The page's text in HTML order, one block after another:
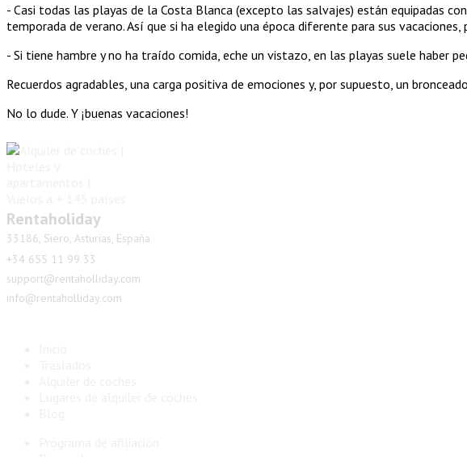
- Casi todas las playas de la Costa Blanca (excepto las salvajes) están equipadas
temporada de verano. Así que si ha elegido una época diferente para sus
- Si tiene hambre y no ha traído comida, eche un vistazo, en las playas suele haber
Recuerdos agradables, una carga positiva de emociones y, por supuesto, un
No lo dude. Y ¡buenas vacaciones!
Rentaholiday
33186, Siero, Asturias, España
+34 655 11 99 33
support@rentaholliday.com
info@rentaholliday.com